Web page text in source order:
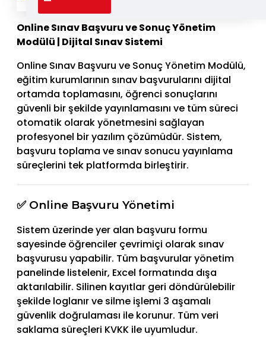
Online Sınav Başvuru ve Sonuç Yönetim
Modülü | Dijital Sınav Sistemi
Online Sınav Başvuru ve Sonuç Yönetim Modülü,
eğitim kurumlarının sınav başvurularını dijital
ortamda toplamasını, öğrenci sonuçlarını
güvenli bir şekilde yayınlamasını ve tüm süreci
otomatik olarak yönetmesini sağlayan
profesyonel bir yazılım çözümüdür. Sistem,
başvuru toplama ve sınav sonucu yayınlama
süreçlerini tek platformda birleştirir.
✅ Online Başvuru Yönetimi
Sistem üzerinde yer alan başvuru formu
sayesinde öğrenciler çevrimiçi olarak sınav
başvurusu yapabilir. Tüm başvurular yönetim
panelinde listelenir, Excel formatında dışa
aktarılabilir. Silinen kayıtlar geri döndürülebilir
şekilde loglanır ve silme işlemi 3 aşamalı
güvenlik doğrulaması ile korunur. Tüm veri
saklama süreçleri KVKK ile uyumludur.